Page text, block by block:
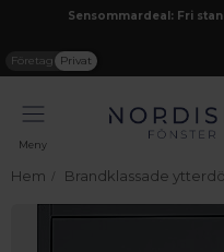
Sensommardeal: Fri
Företag Privat
Meny
Hem Brandklassade